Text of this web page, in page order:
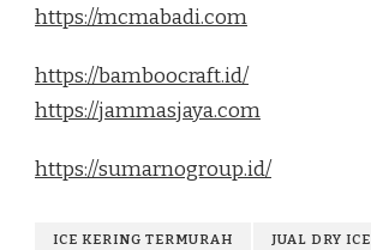
https://mcmabadi.com
https://bamboocraft.id/
https://jammasjaya.com
https://sumarnogroup.id/
ICE KERING TERMURAH JUAL DRY ICE